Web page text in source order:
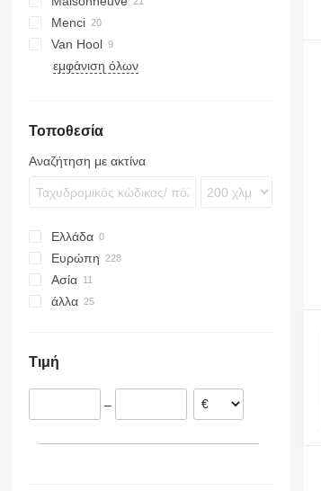
SR
Menci
SA
SL
SCT
TS
Van Hool
NS
εμφάνιση όλων
Τοποθεσία
Αναζήτηση με ακτίνα
Ελλάδα
Ευρώπη
Ισπανία
Κροατία
Ασία
άλλα
Τιμή
–